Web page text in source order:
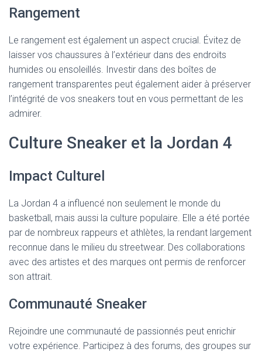
Rangement
Le rangement est également un aspect crucial. Évitez de
laisser vos chaussures à l’extérieur dans des endroits
humides ou ensoleillés. Investir dans des boîtes de
rangement transparentes peut également aider à préserver
l’intégrité de vos sneakers tout en vous permettant de les
admirer.
Culture Sneaker et la Jordan 4
Impact Culturel
La Jordan 4 a influencé non seulement le monde du
basketball, mais aussi la culture populaire. Elle a été portée
par de nombreux rappeurs et athlètes, la rendant largement
reconnue dans le milieu du streetwear. Des collaborations
avec des artistes et des marques ont permis de renforcer
son attrait.
Communauté Sneaker
Rejoindre une communauté de passionnés peut enrichir
votre expérience. Participez à des forums, des groupes sur